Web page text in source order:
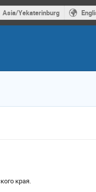
Asia/Yekaterinburg
края.